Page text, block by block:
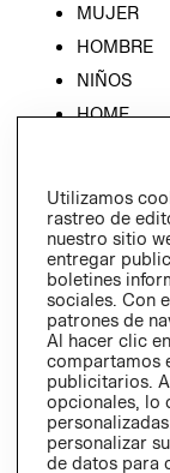
MUJER
HOMBRE
NIÑOS
HOME
Utilizamos
rastreo de
nuestro sitio
entregar
boletines
sociales. Con
patrones de
Al hacer clic
compartamos
publicitarios.
opcionales, lo
personalizar
de datos para